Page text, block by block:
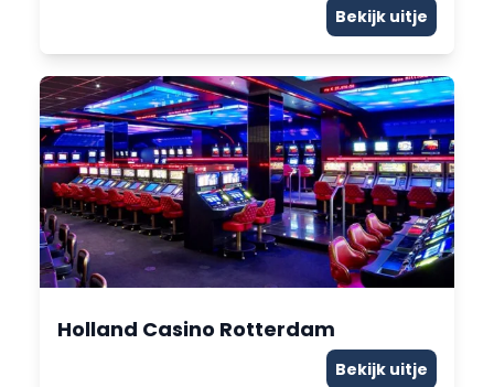
Bekijk uitje
Holland Casino Rotterdam
Bekijk uitje